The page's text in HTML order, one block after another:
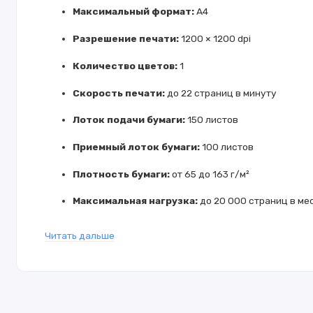
Максимальный формат:A4
Разрешение печати:1200 × 1200 dpi
Количество цветов:1
Скорость печати: до 22 страниц в минуту
Лоток подачи бумаги:150 листов
Приемный лоток бумаги:100 листов
Плотность бумаги:от 65 до 163 г/м²
Максимальная нагрузка:до 20 000 страниц в
Читать дальше